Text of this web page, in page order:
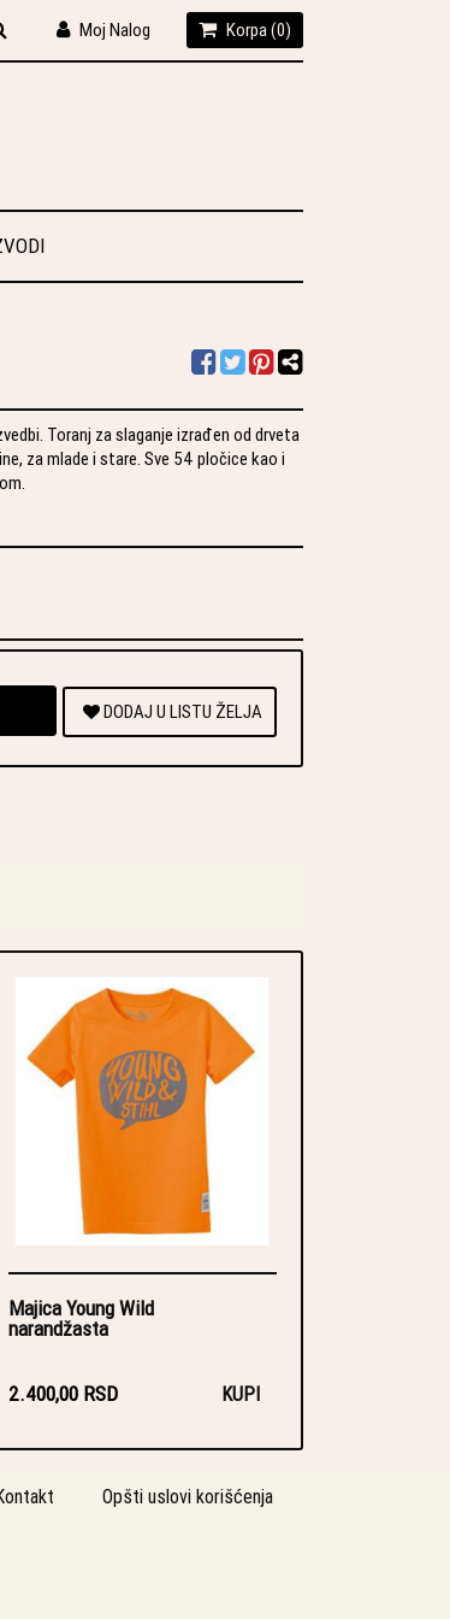
Moj Nalog Korpa (0)
Toranj za slaganje izrađen od drveta
za mlade i stare. Sve 54 pločice kao i
DODAJ U LISTU ŽELJA
Majica Young Wild
narandžasta
2.400,00 RSD KUPI
Opšti uslovi korišćenja